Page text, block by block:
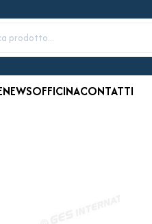
NEWSOFFICINACONTATTI